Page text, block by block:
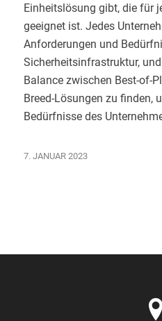
Einheitslösung gibt, die für
geeignet ist. Jedes
Anforderungen und
Sicherheitsinfrastruktur,
Balance zwischen Best-of-
Breed-Lösungen zu finden,
Bedürfnisse des
7. JANUAR 2023